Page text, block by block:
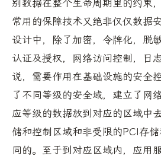
别数据在整个生命周期里的约束
常用的保障技术又绝非仅仅数据
设计中，除了加密，令牌化，脱
认证及授权，网络访问控制，日
说，需要作用在基础设施的安全
了不同等级的安全域，建立了网
应等级的数据放到对应的区域中
储和控制区域和非受限的PCI存
同的。至于到对应区域内，应用